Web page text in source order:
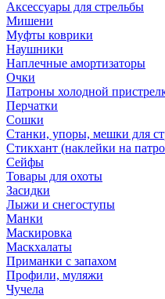
Аксессуары для стрельбы
Мишени
Муфты коврики
Наушники
Наплечные амортизаторы
Очки
Патроны холодной
Перчатки
Сошки
Станки, упоры, мешки для
Стикхант (наклейки на
Сейфы
Товары для охоты
Засидки
Лыжи и снегоступы
Манки
Маскировка
Маскхалаты
Приманки с запахом
Профили, муляжи
Чучела